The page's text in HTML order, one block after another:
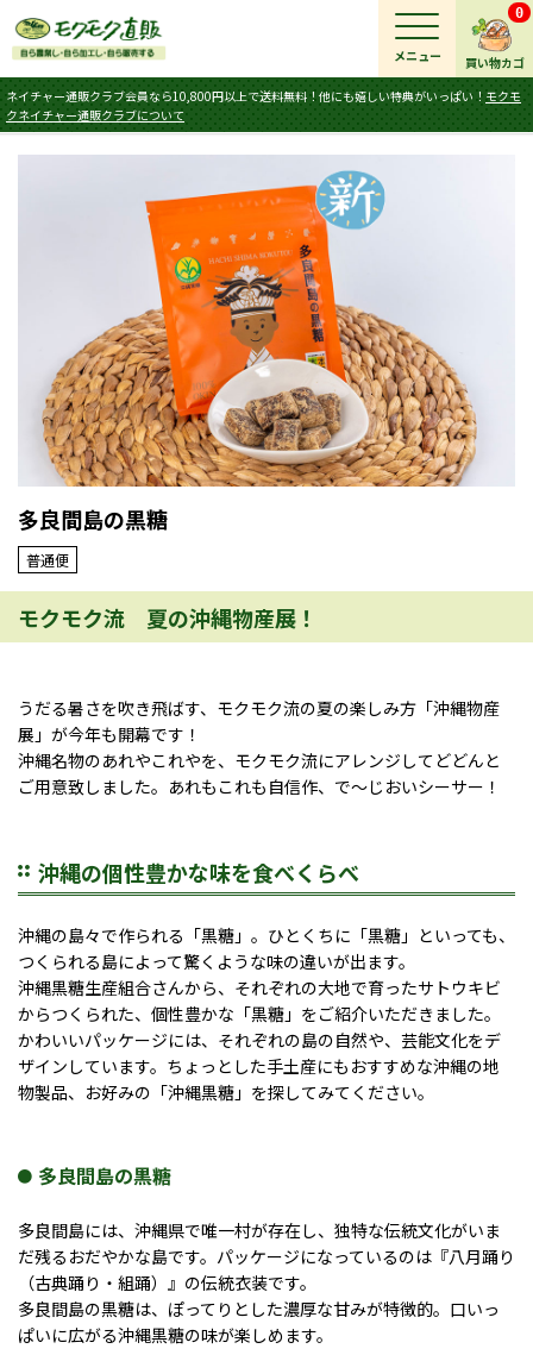
買い物カゴ
0
ネイチャー通販クラブ会員なら10,800円以上で送料無料！他にも嬉しい特典がいっぱい！ モクモ
クネイチャー通販クラブについて
メニュー
多良間島の黒糖
普通便
モクモク流 夏の沖縄物産展！
うだる暑さを吹き飛ばす、モクモク流の夏の楽しみ方「沖縄物産
展」が今年も開幕です！
沖縄名物のあれやこれやを、モクモク流にアレンジしてどどんと
ご用意致しました。あれもこれも自信作、で～じおいシーサー！
沖縄の個性豊かな味を食べくらべ
沖縄の島々で作られる「黒糖」。ひとくちに「黒糖」といっても、
つくられる島によって驚くような味の違いが出ます。
沖縄黒糖生産組合さんから、それぞれの大地で育ったサトウキビ
からつくられた、個性豊かな「黒糖」をご紹介いただきました。
かわいいパッケージには、それぞれの島の自然や、芸能文化をデ
ザインしています。ちょっとした手土産にもおすすめな沖縄の地
物製品、お好みの「沖縄黒糖」を探してみてください。
多良間島の黒糖
多良間島には、沖縄県で唯一村が存在し、独特な伝統文化がいま
だ残るおだやかな島です。パッケージになっているのは『八月踊り
（古典踊り・組踊）』の伝統衣装です。
多良間島の黒糖は、ぽってりとした濃厚な甘みが特徴的。口いっ
ぱいに広がる沖縄黒糖の味が楽しめます。